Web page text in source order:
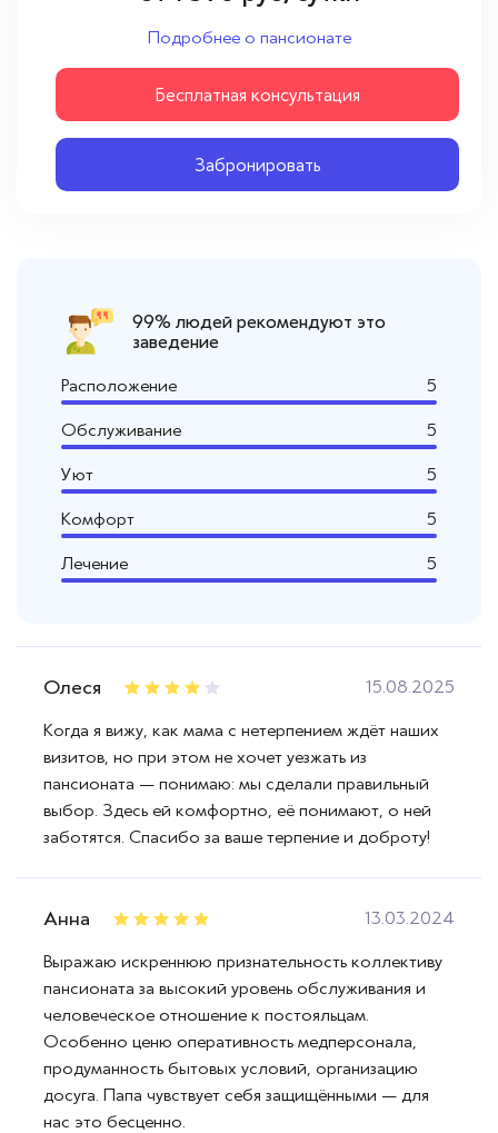
Вопросы — ответы
Новости
Контакты
Подробнее о пансионате
Бесплатная консультация
Забронировать
Олеся 15.08.2025
Когда я вижу, как мама с нетерпением ждёт наших
визитов, но при этом не хочет уезжать из
пансионата — понимаю: мы сделали правильный
выбор. Здесь ей комфортно, её понимают, о ней
заботятся. Спасибо за ваше терпение и доброту!
Анна 13.03.2024
Выражаю искреннюю признательность коллективу
пансионата за высокий уровень обслуживания и
человеческое отношение к постояльцам.
Особенно ценю оперативность медперсонала,
продуманность бытовых условий, организацию
досуга. Папа чувствует себя защищёнными — для
нас это бесценно.
99% людей рекомендуют это
заведение
Расположение 5
Обслуживание 5
Уют 5
Комфорт 5
Лечение 5